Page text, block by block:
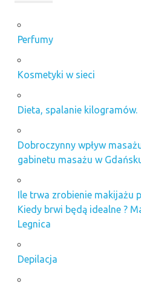
Perfumy
Kosmetyki w sieci
Dieta, spalanie kilogramów.
Dobroczynny wpływ
gabinetu masażu w
Ile trwa zrobienie makijażu
Kiedy brwi będą idealne ?
Legnica
Depilacja